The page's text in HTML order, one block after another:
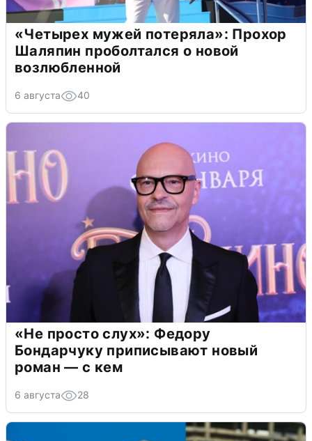
«Четырех мужей потеряла»: Прохор
Шаляпин проболтался о новой
возлюбленной
6 августа 40
«Не просто слух»: Федору
Бондарчуку приписывают новый
роман — с кем
6 августа 28